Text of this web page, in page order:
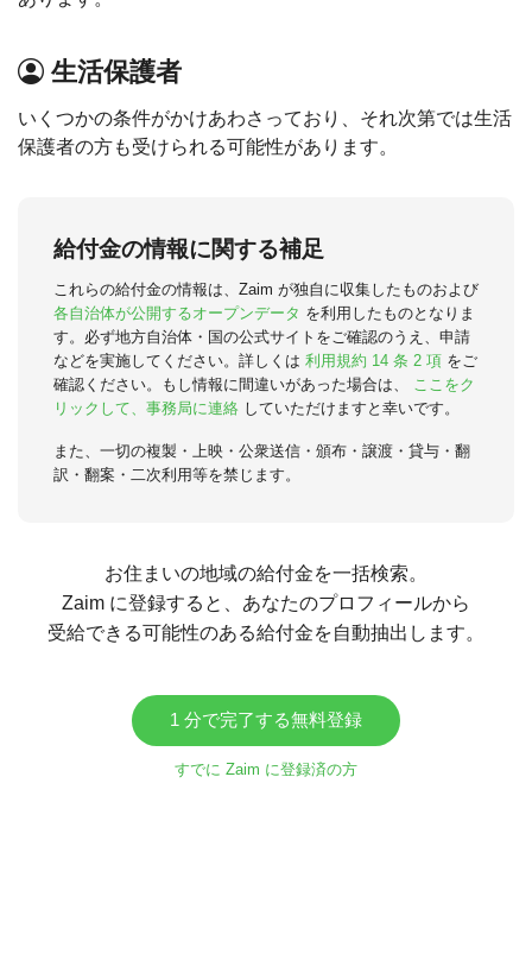
生活保護者
いくつかの条件がかけあわさっており、それ次第では生活
保護者の方も受けられる可能性があります。
給付金の情報に関する補足
これらの給付金の情報は、Zaim が独自に収集したものおよび
各自治体が公開するオープンデータ を利用したものとなりま
す。必ず地方自治体・国の公式サイトをご確認のうえ、申請
などを実施してください。詳しくは 利用規約 14 条 2 項 をご
確認ください。もし情報に間違いがあった場合は、
ここをク
リックして、事務局に連絡 していただけますと幸いです。
また、一切の複製・上映・公衆送信・頒布・譲渡・貸与・翻
訳・翻案・二次利用等を禁じます。
お住まいの地域の給付金を一括検索。
Zaim に登録すると、あなたのプロフィールから
受給できる可能性のある給付金を自動抽出します。
1 分で完了する無料登録
すでに Zaim に登録済の方